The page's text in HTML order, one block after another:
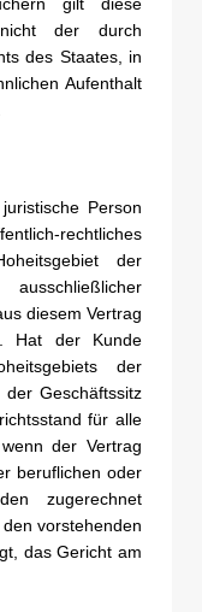
der durch
des Staates, in
Aufenthalt
Person
rechtliches
der
diesem Vertrag
Hat der Kunde
der
Geschäftssitz
für alle
der Vertrag
beruflichen oder
zugerechnet
vorstehenden
das Gericht am